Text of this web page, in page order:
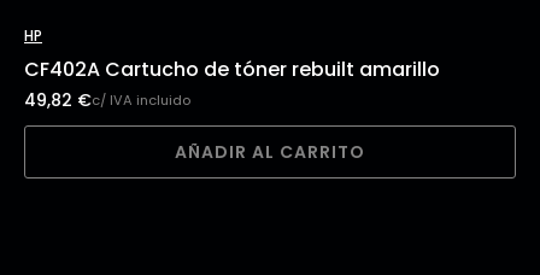
HP
CF402A Cartucho de tóner rebuilt amarillo
49,82 €c/ IVA incluido
AÑADIR AL CARRITO